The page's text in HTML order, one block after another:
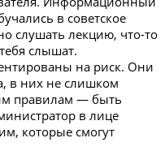
в советское
слушать лекцию, что-то
слышат.
на риск. Они
в них не слишком
правилам — быть
в лице
которые смогут